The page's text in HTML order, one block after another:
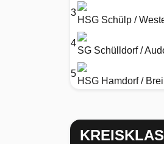
3
HSG Schülp /
4
SG Schülldorf /
5
HSG Hamdorf /